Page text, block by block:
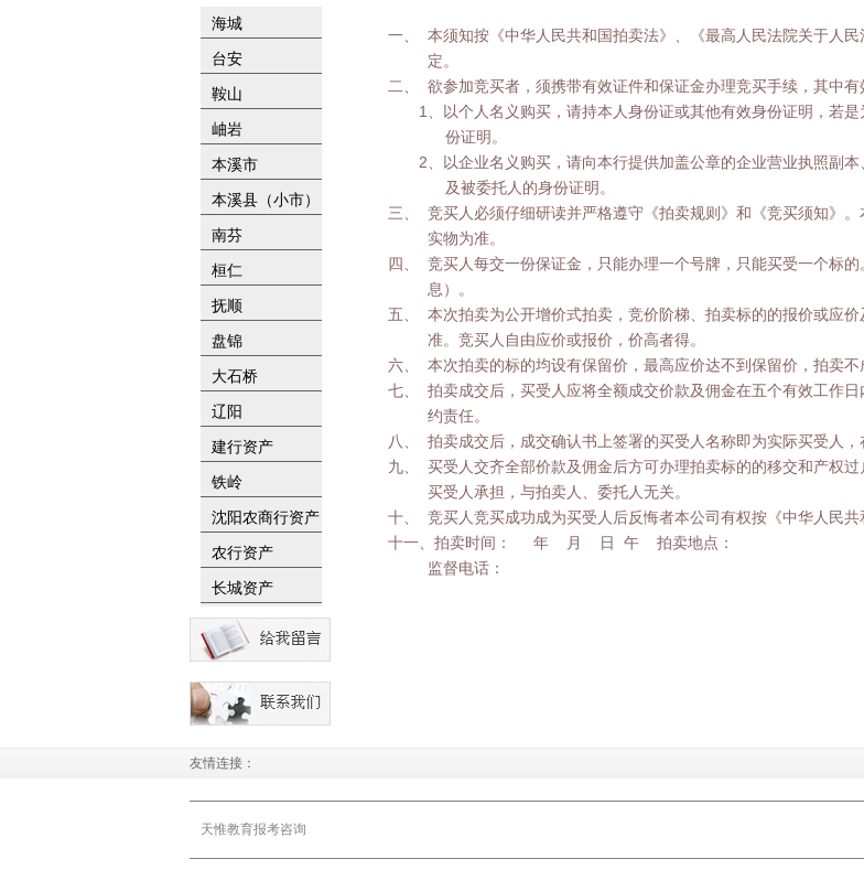
海城
台安
鞍山
岫岩
本溪市
本溪县（小市）
南芬
桓仁
抚顺
盘锦
大石桥
辽阳
建行资产
铁岭
沈阳农商行资产
农行资产
长城资产
一、 本须知按《中华人民共和国拍卖法》、《最高人民法院关于人
定。
二、 欲参加竞买者，须携带有效证件和保证金办理竞买手续，其中有
1、以个人名义购买，请持本人身份证或其他有效身份证明，若
份证明。
2、以企业名义购买，请向本行提供加盖公章的企业营业执照副
及被委托人的身份证明。
三、 竞买人必须仔细研读并严格遵守《拍卖规则》和《竞买须知》
实物为准。
四、 竞买人每交一份保证金，只能办理一个号牌，只能买受一个标
息）。
五、 本次拍卖为公开增价式拍卖，竞价阶梯、拍卖标的的报价或应
准。竞买人自由应价或报价，价高者得。
六、 本次拍卖的标的均设有保留价，最高应价达不到保留价，拍卖不
七、 拍卖成交后，买受人应将全额成交价款及佣金在五个有效工作
约责任。
八、 拍卖成交后，成交确认书上签署的买受人名称即为实际买受人
九、 买受人交齐全部价款及佣金后方可办理拍卖标的的移交和产权
买受人承担，与拍卖人、委托人无关。
十、 竞买人竞买成功成为买受人后反悔者本公司有权按《中华人民
十一、拍卖时间： 年 月 日 午 拍卖地点：
监督电话：
友情连接：
天惟教育报考咨询